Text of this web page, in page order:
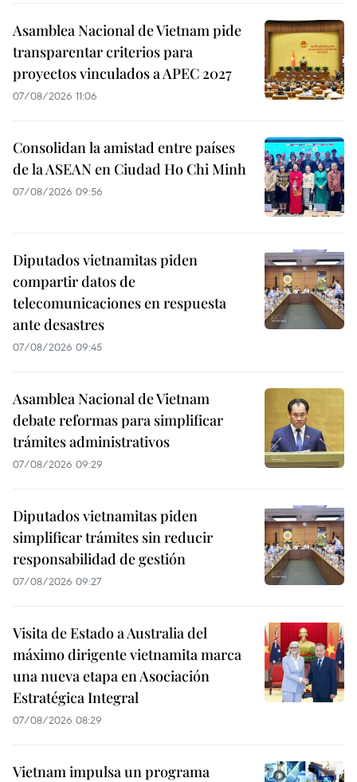
Asamblea Nacional de Vietnam pide
transparentar criterios para
proyectos vinculados a APEC 2027
07/08/2026 11:06
Consolidan la amistad entre países
de la ASEAN en Ciudad Ho Chi Minh
07/08/2026 09:56
Diputados vietnamitas piden
compartir datos de
telecomunicaciones en respuesta
ante desastres
07/08/2026 09:45
Asamblea Nacional de Vietnam
debate reformas para simplificar
trámites administrativos
07/08/2026 09:29
Diputados vietnamitas piden
simplificar trámites sin reducir
responsabilidad de gestión
07/08/2026 09:27
Visita de Estado a Australia del
máximo dirigente vietnamita marca
una nueva etapa en Asociación
Estratégica Integral
07/08/2026 08:29
Vietnam impulsa un programa